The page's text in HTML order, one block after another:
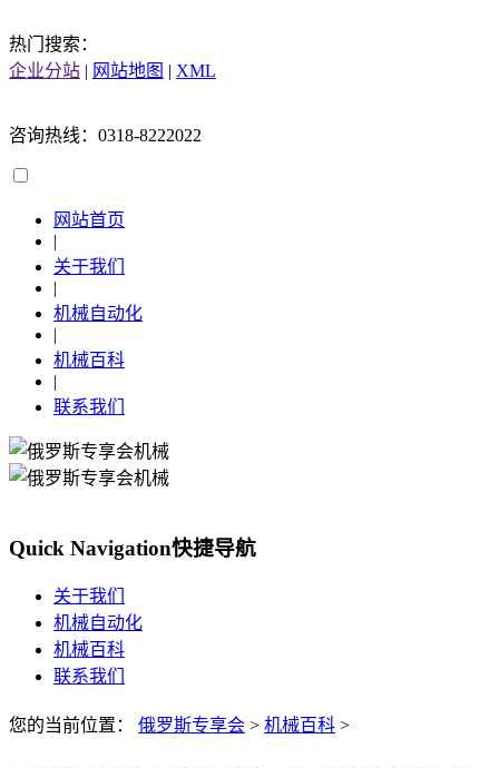
热门搜索：
企业分站 | 网站地图 | XML
咨询热线：0318-8222022
网站首页
|
关于我们
|
机械自动化
|
机械百科
|
联系我们
Quick Navigation快捷导航
关于我们
机械自动化
机械百科
联系我们
您的当前位置： 俄罗斯专享会 > 机械百科 >